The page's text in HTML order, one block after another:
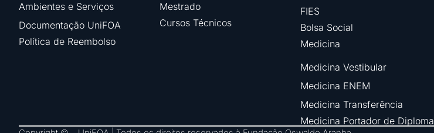
Ambientes e Serviços
Documentação UniFOA
Política de Reembolso
Mestrado
Cursos Técnicos
FIES
Bolsa Social
Medicina
Medicina Vestibular
Medicina ENEM
Medicina Transferência
Medicina Portador de Diploma